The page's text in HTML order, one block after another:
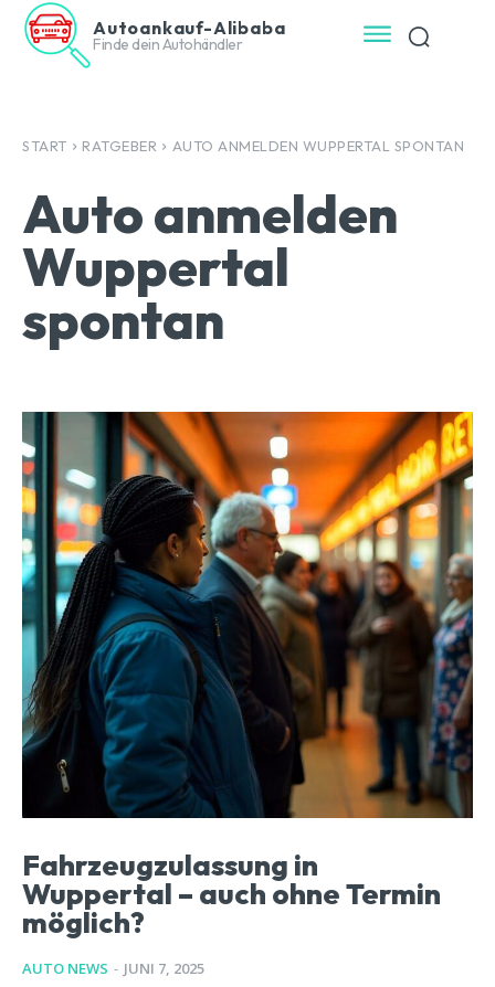
Autoankauf-Alibaba
Finde dein Autohändler
START RATGEBER AUTO ANMELDEN WUPPERTAL SPONTAN
Auto anmelden
Wuppertal
spontan
Fahrzeugzulassung in
Wuppertal – auch ohne Termin
möglich?
AUTO NEWS - JUNI 7, 2025